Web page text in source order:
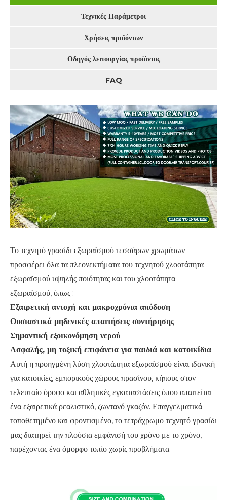
Τεχνικές Παράμετροι
Χρήσεις προϊόντων
Οδηγός λειτουργίας προϊόντος
FAQ
Το τεχνητό γρασίδι εξωραϊσμού τεσσάρων χρωμάτων
προσφέρει όλα τα πλεονεκτήματα του τεχνητού χλοοτάπητα
εξωραϊσμού υψηλής ποιότητας και του χλοοτάπητα
εξωραϊσμού, όπως :
Εξαιρετική αντοχή και μακροχρόνια απόδοση
Ουσιαστικά μηδενικές απαιτήσεις συντήρησης
Σημαντική εξοικονόμηση νερού
Ασφαλής, μη τοξική επιφάνεια για παιδιά και κατοικίδια
Αυτή η προηγμένη λύση χλοοτάπητα εξωραϊσμού είναι ιδανική
για κατοικίες, εμπορικούς χώρους πρασίνου, κήπους στον
τελευταίο όροφο και αθλητικές εγκαταστάσεις όπου απαιτείται
ένα εξαιρετικά ρεαλιστικό, ζωντανό γκαζόν. Επαγγελματικά
τοποθετημένο και φροντισμένο, το τετράχρωμο τεχνητό γρασίδι
μας διατηρεί την πλούσια εμφάνισή του χρόνο με το χρόνο,
παρέχοντας ένα όμορφο τοπίο χωρίς προβλήματα.